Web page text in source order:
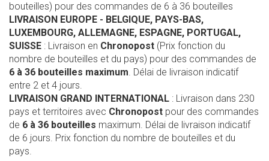
bouteilles) pour des commandes de 6 à 36 bouteilles
LIVRAISON EUROPE - BELGIQUE, PAYS-BAS,
LUXEMBOURG, ALLEMAGNE, ESPAGNE, PORTUGAL,
SUISSE : Livraison en Chronopost (Prix fonction du
nombre de bouteilles et du pays) pour des commandes de
6 à 36 bouteilles maximum. Délai de livraison indicatif
entre 2 et 4 jours.
LIVRAISON GRAND INTERNATIONAL : Livraison dans 230
pays et territoires avec Chronopost pour des commandes
de 6 à 36 bouteilles maximum. Délai de livraison indicatif
de 6 jours. Prix fonction du nombre de bouteilles et du
pays.